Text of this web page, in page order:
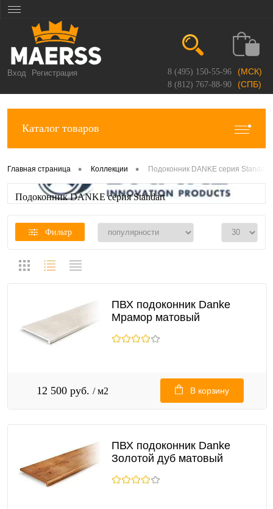
Вход Регистрация 8 (495) 150-55-96 (МСК)
8 (812) 767-88-90 (СПБ)
Каталог товаров
Главная страница • Коллекции • Подоконник DANKE серия Standart
Подоконник DANKE серия Standart
Фильтр
ПВХ подоконник Danke
Мрамор матовый
12 500 руб. / м2 В корзину
ПВХ подоконник Danke
Золотой дуб матовый